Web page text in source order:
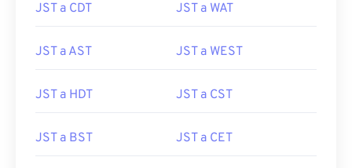
JST a CDT JST a WAT
JST a AST JST a WEST
JST a HDT JST a CST
JST a BST JST a CET